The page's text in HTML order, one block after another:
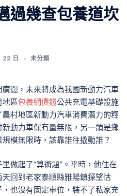
過幾查包養道坎
日 未分類
闊，未來將成為我國新動力汽車
地區包養網價錢公共充電基礎設施
村地區新動力汽車消費潛力的釋
動力車保有量無限，另一頭是鄉
模無限時，該靠誰往撬動誰？
做起了“算術題”。平時，他住在
回到老家泰順縣雅陽鎮探望怙
也沒有固定車位，裝不了私家充